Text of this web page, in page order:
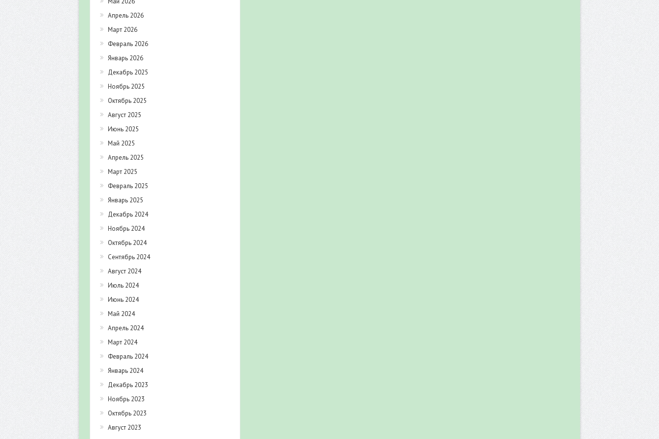
Апрель 2026
Март 2026
Февраль 2026
Январь 2026
Декабрь 2025
Ноябрь 2025
Октябрь 2025
Август 2025
Июнь 2025
Май 2025
Апрель 2025
Март 2025
Февраль 2025
Январь 2025
Декабрь 2024
Ноябрь 2024
Октябрь 2024
Сентябрь 2024
Август 2024
Июль 2024
Июнь 2024
Май 2024
Апрель 2024
Март 2024
Февраль 2024
Январь 2024
Декабрь 2023
Ноябрь 2023
Октябрь 2023
Август 2023